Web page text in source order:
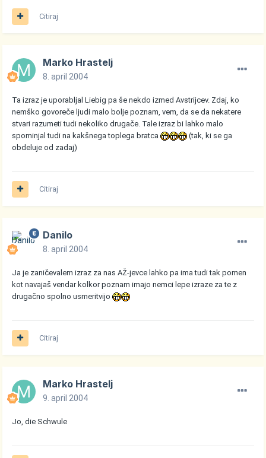
Citiraj
Marko Hrastelj
8. april 2004
Ta izraz je uporabljal Liebig pa še nekdo izmed Avstrijcev. Zdaj, ko
nemško govoreče ljudi malo bolje poznam, vem, da se da nekatere
stvari razumeti tudi nekoliko drugače. Tale izraz bi lahko malo
spominjal tudi na kakšnega toplega bratca
(tak, ki se ga
obdeluje od zadaj)
Citiraj
Danilo
8. april 2004
Ja je zaničevalern izraz za nas AŽ-jevce lahko pa ima tudi tak pomen
kot navajaš vendar kolkor poznam imajo nemci lepe izraze za te z
drugačno spolno usmeritvijo
Citiraj
Marko Hrastelj
9. april 2004
Jo, die Schwule